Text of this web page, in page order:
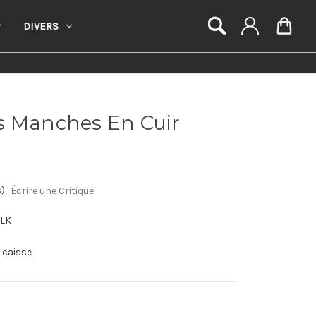
DIVERS
Manches En Cuir
Écrire une Critique
caisse